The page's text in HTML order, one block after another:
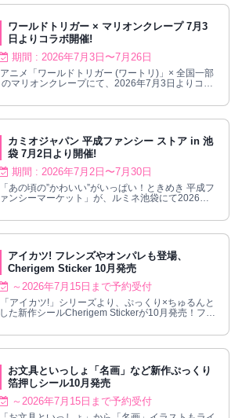
ワールドトリガー × マリオンクレープ 7月3
日よりコラボ開催!
期間 : 2026年7月3日〜7月26日
アニメ「ワールドトリガー (ワートリ)」× 全国一部
のマリオンクレープにて、2026年7月3日よりコラ
カミオジャパン 平成ファンシー ストア in 池
袋 7月2日より開催!
期間 : 2026年7月2日〜7月30日
「あの頃の”かわいい”がいっぱい！ときめき 平成フ
ァンシーマーケット」が、ルミネ池袋にて2026年7
アイカツ! フレンズやオンパレも登場、
Cherigem Sticker 10月発売
～2026年7月15日まで予約受付
「アイカツ!」シリーズより、ぷっくり×ちゅるんと
した新作シールCherigem Stickerが10月発売！フレ
お文具といっしょ「名画」など新作ぷっくり
箔押しシール10月発売
～2026年7月15日まで予約受付